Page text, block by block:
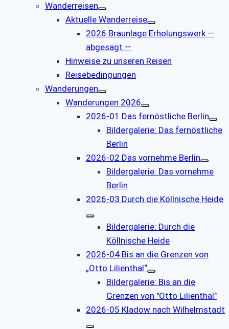
Wanderreisen
Aktuelle Wanderreise
2026 Braunlage Erholungswerk —
abgesagt —
Hinweise zu unseren Reisen
Reisebedingungen
Wanderungen
Wanderungen 2026
2026-01 Das fernöstliche Berlin
Bildergalerie: Das fernöstliche
Berlin
2026-02 Das vornehme Berlin
Bildergalerie: Das vornehme
Berlin
2026-03 Durch die Köllnische Heide
Bildergalerie: Durch die
Köllnische Heide
2026-04 Bis an die Grenzen von
„Otto Lilienthal“
Bildergalerie: Bis an die
Grenzen von "Otto Lilienthal"
2026-05 Kladow nach Wilhelmstadt